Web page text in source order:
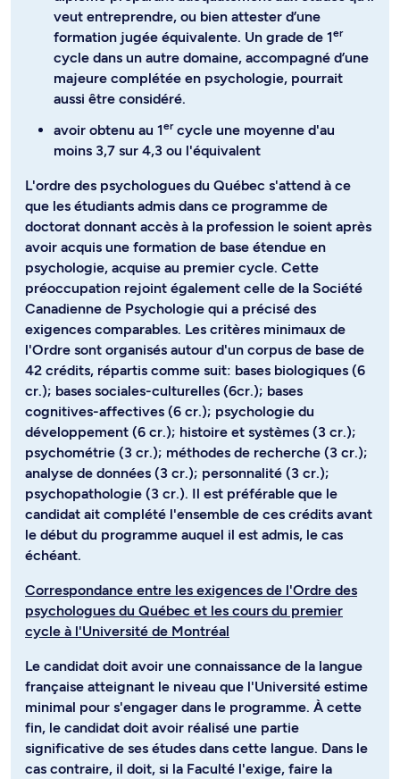
veut entreprendre, ou bien attester d’une
formation jugée équivalente. Un grade de 1er
cycle dans un autre domaine, accompagné d’une
majeure complétée en psychologie, pourrait
aussi être considéré.
avoir obtenu au 1ercycle une moyenne d'au
moins 3,7 sur 4,3 ou l'équivalent
L'ordre des psychologues du Québec s'attend à ce
que les étudiants admis dans ce programme de
doctorat donnant accès à la profession le soient après
avoir acquis une formation de base étendue en
psychologie, acquise au premier cycle. Cette
préoccupation rejoint également celle de la Société
Canadienne de Psychologie qui a précisé des
exigences comparables. Les critères minimaux de
l'Ordre sont organisés autour d'un corpus de base de
42 crédits, répartis comme suit: bases biologiques (6
cr.); bases sociales-culturelles (6cr.); bases
cognitives-affectives (6 cr.); psychologie du
développement (6 cr.); histoire et systèmes (3 cr.);
psychométrie (3 cr.); méthodes de recherche (3 cr.);
analyse de données (3 cr.); personnalité (3 cr.);
psychopathologie (3 cr.). Il est préférable que le
candidat ait complété l'ensemble de ces crédits avant
le début du programme auquel il est admis, le cas
échéant.
Correspondance entre les exigences de l'Ordre des
psychologues du Québec et les cours du premier
cycle à l'Université de Montréal
Le candidat doit avoir une connaissance de la langue
française atteignant le niveau que l'Université estime
minimal pour s'engager dans le programme. À cette
fin, le candidat doit avoir réalisé une partie
significative de ses études dans cette langue. Dans le
cas contraire, il doit, si la Faculté l'exige, faire la